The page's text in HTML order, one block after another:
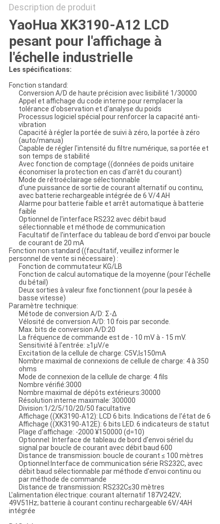
PRIVACY
POLICY
Description de produit
YaoHua XK3190-A12 LCD
pesant pour l'affichage à
l'échelle industrielle
Les spécifications:
Fonction standard:
Conversion A/D de haute précision avec lisibilité 1/30000
Appel et affichage du code interne pour remplacer la
tolérance d'observation et d'analyse du poids
Processus logiciel spécial pour renforcer la capacité anti-
vibration
Capacité à régler la portée de suivi à zéro, la portée à zéro
(auto/manua)
Capable de régler l'intensité du filtre numérique, sa portée et
son temps de stabilité
Avec fonction de comptage ((données de poids unitaire
économiser la protection en cas d'arrêt du courant)
Mode de rétroéclairage sélectionnable
d'une puissance de sortie de courant alternatif ou continu,
avec batterie rechargeable intégrée de 6 V/4 AH
Alarme pour batterie faible et arrêt automatique à batterie
faible
Optionnel de l'interface RS232 avec débit baud
sélectionnable et méthode de communication
Facultatif de l'interface du tableau de bord d'envoi par boucle
de courant de 20 mA
Fonction non standard ((facultatif, veuillez informer le
personnel de vente si nécessaire) :
Fonction de commutateur KG/LB
Fonction de calcul automatique de la moyenne (pour l'échelle
du bétail)
Deux sorties à valeur fixe fonctionnent (pour la pesée à
basse vitesse)
Paramètre technique:
Métode de conversion A/D: Σ-Δ
Vélosité de conversion A/D: 10 fois par seconde.
Max. bits de conversion A/D:20
La fréquence de commande est de - 10 mV à - 15 mV.
Sensitivité à l'entrée: ≥1μV/e
Excitation de la cellule de charge: C5V;I≤150mA
Nombre maximal de connexions de cellule de charge: 4 à 350
ohms
Mode de connexion de la cellule de charge: 4 fils
Nombre vérifié:3000
Nombre maximal de dépôts extérieurs:30000
Résolution interne maximale: 300000
Division:1/2/5/10/20/50 facultative
Affichage ((XK3190-A12): LCD 6 bits. Indications de l'état de 6
Affichage ((XK3190-A12E): 6 bits LED. 6 indicateurs de statut
Plage d'affichage: -2000 ¥150000 (d=10)
Optionnel: Interface de tableau de bord d'envoi sériel du
signal par boucle de courant avec débit baud 600
Distance de transmission: boucle de courant ≤ 100 mètres
Optionnel:Interface de communication série RS232C, avec
débit baud sélectionnable par méthode d'envoi continu ou
par méthode de commande
Distance de transmission: RS232C≤30 mètres
L'alimentation électrique: courant alternatif 187V242V;
49V51Hz; batterie à courant continu rechargeable 6V/4AH
intégrée